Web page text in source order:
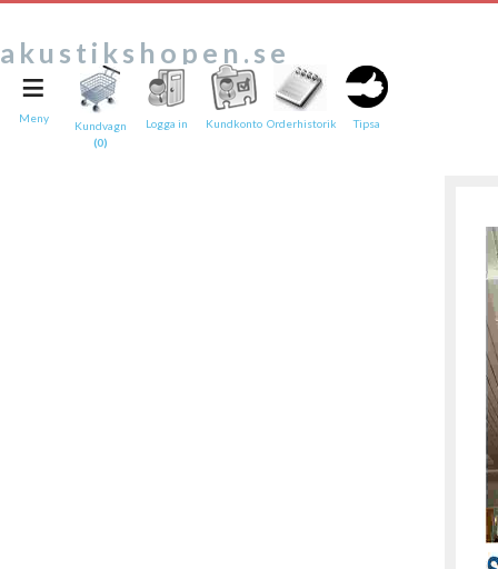
akustikshopen.se
≡
Meny
Kundvagn
(0)
Logga in Kundkonto Orderhistorik Tipsa
Tipsa en vän:
e-post*